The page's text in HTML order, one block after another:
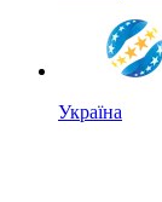
Україна